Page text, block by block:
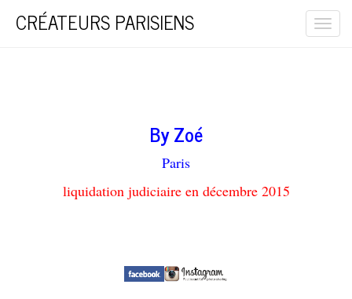
CRÉATEURS PARISIENS
By Zoé
Paris
liquidation judiciaire en décembre 2015